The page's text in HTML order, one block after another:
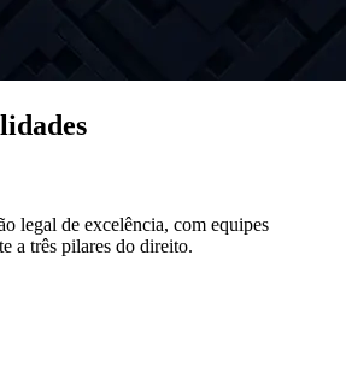
legal de excelência, com equipes
a três pilares do direito.